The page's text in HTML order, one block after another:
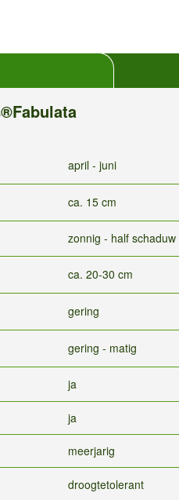
april - juni
ca. 15 cm
zonnig - half schaduw
ca. 20-30 cm
gering
gering - matig
ja
ja
meerjarig
droogtetolerant